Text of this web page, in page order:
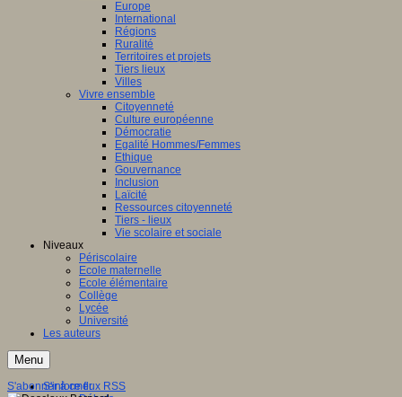
Europe
International
Régions
Ruralité
Territoires et projets
Tiers lieux
Villes
Vivre ensemble
Citoyenneté
Culture européenne
Démocratie
Egalité Hommes/Femmes
Ethique
Gouvernance
Inclusion
Laïcité
Ressources citoyenneté
Tiers - lieux
Vie scolaire et sociale
Niveaux
Périscolaire
Ecole maternelle
Ecole élémentaire
Collège
Lycée
Université
Les auteurs
Menu
S'informer
S'abonner à ce flux RSS